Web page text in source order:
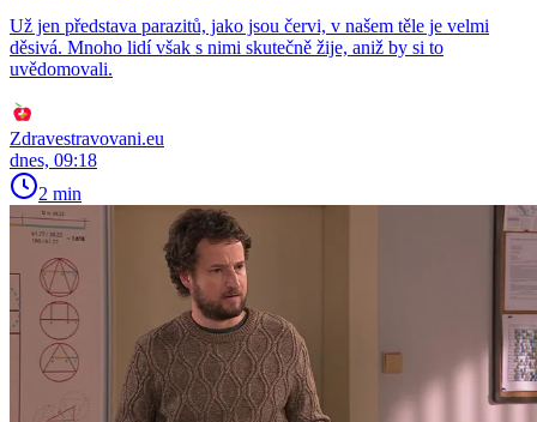
Už jen představa parazitů, jako jsou červi, v našem těle je velmi
děsivá. Mnoho lidí však s nimi skutečně žije, aniž by si to
uvědomovali.
Zdravestravovani.eu
dnes, 09:18
2 min